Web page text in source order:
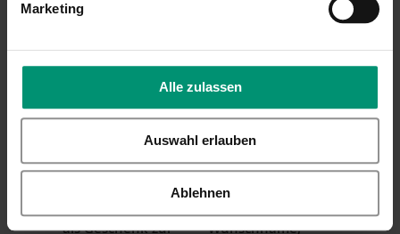
Marketing
Alle zulassen
Auswahl erlauben
Ablehnen
Schlüsselanhänger
Schaf Grau Rosa,
geprägt,
als Geschenk zur
LALALO
Schlüsselanhänger
Schaf Weiß Rot
Namen,
Namensprägung/Pr
Wunschname,